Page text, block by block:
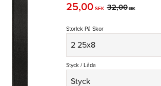
Nedsatt pris:
25,00SEK Ordinarie pris:
32,00SEK
Storlek På Skor
Styck / Låda